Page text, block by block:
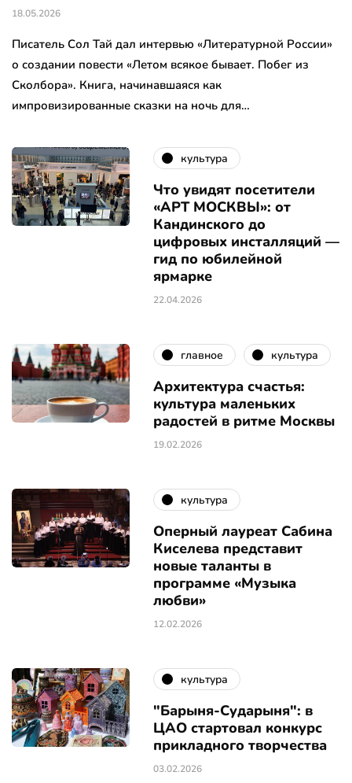
18.05.2026
Писатель Сол Тай дал интервью «Литературной России»
о создании повести «Летом всякое бывает. Побег из
Сколбора». Книга, начинавшаяся как
импровизированные сказки на ночь для…
культура
Что увидят посетители
«АРТ МОСКВЫ»: от
Кандинского до
цифровых инсталляций —
гид по юбилейной
ярмарке
22.04.2026
главное культура
Архитектура счастья:
культура маленьких
радостей в ритме Москвы
19.02.2026
культура
Оперный лауреат Сабина
Киселева представит
новые таланты в
программе «Музыка
любви»
12.02.2026
культура
"Барыня-Сударыня": в
ЦАО стартовал конкурс
прикладного творчества
03.02.2026